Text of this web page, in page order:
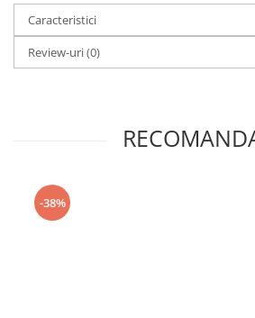
Caracteristici
Review-uri(0)
-38%